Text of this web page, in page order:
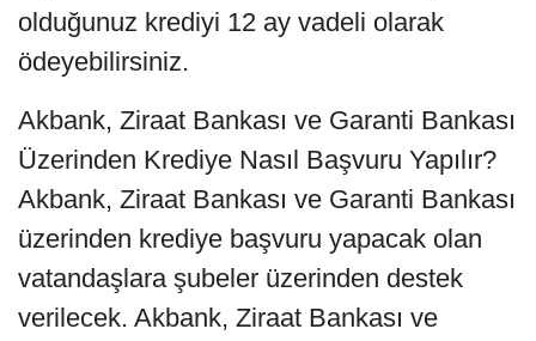
olduğunuz krediyi 12 ay vadeli olarak
ödeyebilirsiniz.
Akbank, Ziraat Bankası ve Garanti Bankası
Üzerinden Krediye Nasıl Başvuru Yapılır?
Akbank, Ziraat Bankası ve Garanti Bankası
üzerinden krediye başvuru yapacak olan
vatandaşlara şubeler üzerinden destek
verilecek. Akbank, Ziraat Bankası ve